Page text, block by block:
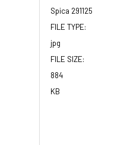
Spica 291125
FILE TYPE:
jpg
FILE SIZE:
884
KB